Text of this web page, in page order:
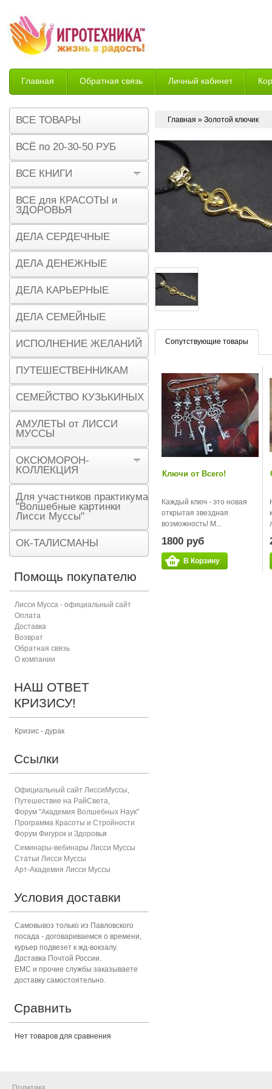
Главная Обратная связь Личный кабинет
Возврат
Главная » Золотой ключик
Сопутствующие товары
Ключи от Всего!
Каждый ключ - это новая
открытая звездная
возможность! М...
1800 руб
В Корзину
ВСЕ ТОВАРЫ
ВСЁ по 20-30-50 РУБ
ВСЕ КНИГИ
ВСЕ для КРАСОТЫ и
ЗДОРОВЬЯ
ДЕЛА СЕРДЕЧНЫЕ
ДЕЛА ДЕНЕЖНЫЕ
ДЕЛА КАРЬЕРНЫЕ
ДЕЛА СЕМЕЙНЫЕ
ИСПОЛНЕНИЕ ЖЕЛАНИЙ
ПУТЕШЕСТВЕННИКАМ
СЕМЕЙСТВО КУЗЬКИНЫХ
АМУЛЕТЫ от ЛИССИ
МУССЫ
ОКСЮМОРОН-
КОЛЛЕКЦИЯ
Для участников практикума
"Волшебные картинки
Лисси Муссы"
ОК-ТАЛИСМАНЫ
Помощь покупателю
Лисси Мусса - официальный сайт
Оплата
Доставка
Возврат
Обратная связь
О компании
НАШ ОТВЕТ
КРИЗИСУ!
Кризис - дурак
Ссылки
Официальный сайт ЛиссиМуссы,
Путешествие на РайСвета,
Форум "Академия Волшебных Наук"
Программа Красоты и Стройности
Форум Фигурок и Здоровья
Семинары-вебинары Лисси Муссы
Статьи Лисси Муссы
Арт-Академия Лисси Муссы
Условия доставки
Самовывоз только из Павловского
посада - договариваемся о времени,
курьер подвезет к жд-вокзалу.
Доставка Почтой России.
ЕМС и прочие службы заказываете
доставку самостоятельно.
Сравнить
Нет товаров для сравнения